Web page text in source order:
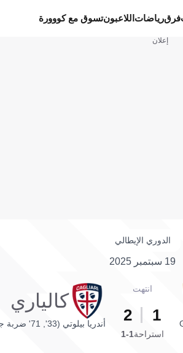
فرقرياضات اللاعبونتسوق مع كووورة
إعلان
الدوري الإيطالي
19 سبتمبر 2025
انتهت
1
2
كالياري
أندريا بيلوتي (33', 71' ضربة جزاء)
استراحة1-1